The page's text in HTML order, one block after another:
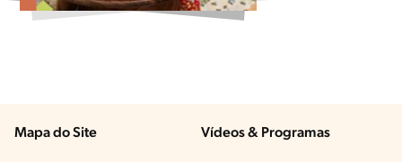
Mapa do Site Vídeos & Programas​